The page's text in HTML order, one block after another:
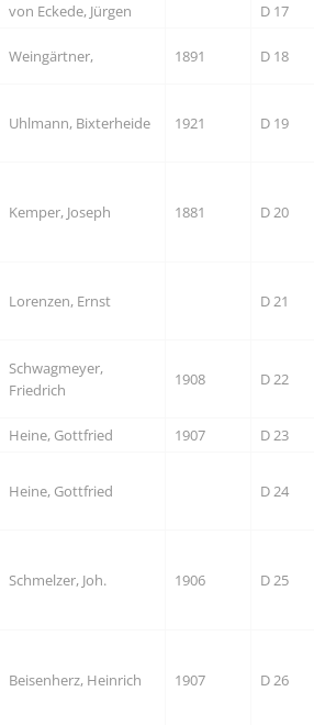
von Eckede, Jürgen
D 17
Weingärtner, 1891 D 18
Uhlmann, Bixterheide 1921 D 19
Kemper, Joseph 1881 D 20
Lorenzen, Ernst D 21
Schwagmeyer,
Friedrich
1908 D 22
Heine, Gottfried 1907
D 23
Heine, Gottfried D 24
Schmelzer, Joh. 1906 D 25
Beisenherz, Heinrich 1907 D 26